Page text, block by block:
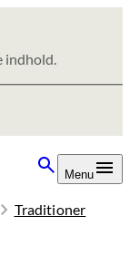
Menu
Traditioner